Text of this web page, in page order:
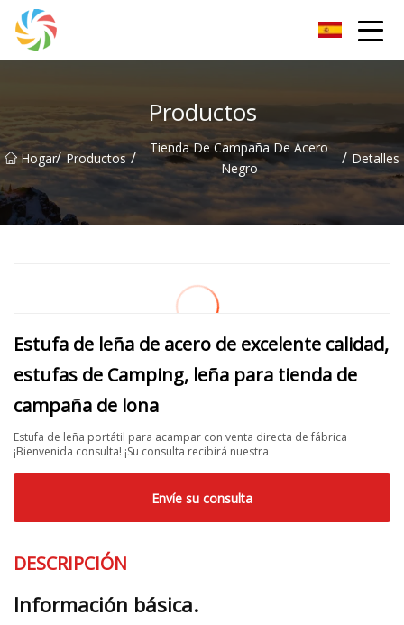
Productos
Hogar/ Productos /
Tienda De Campaña De Acero
Negro
/ Detalles
Estufa de leña de acero de excelente calidad,
estufas de Camping, leña para tienda de
campaña de lona
Estufa de leña portátil para acampar con venta directa de fábrica
¡Bienvenida consulta! ¡Su consulta recibirá nuestra
Envíe su consulta
DESCRIPCIÓN
Información básica.